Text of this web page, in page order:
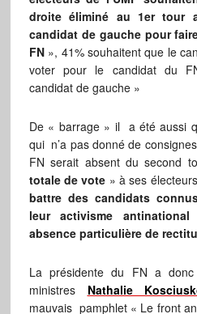
droite éliminé au 1er tour
candidat de gauche pour
FN», 41% souhaitent que le
voter pour le candidat du
candidat de gauche »
De « barrage » il a été aussi
qui n’a pas donné de
FN serait absent du second
totale de vote » à ses
battre des candidats
leur activisme
absence particulière de
La présidente du FN a
ministres Nathalie
mauvais pamphlet « Le front